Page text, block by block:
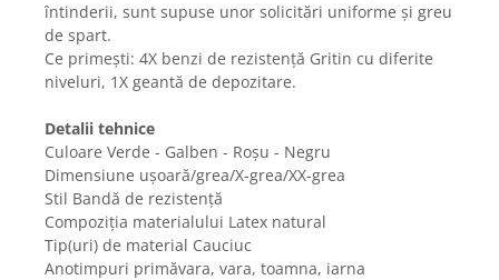
Ingrijire personala & Cosmetice
Accesorii aparate de ras electrice
Accesorii aparate hair styling
personala
Aparate cosmetice
Articole Sanatate si Wellness
Consumabile sanitare
Cosmetice si produse ingrijire
personala
întinderii, sunt supuse unor solicitări uniforme și greu
de spart.
Ce primești: 4X benzi de rezistență Gritin cu diferite
niveluri, 1X geantă de depozitare.
Detalii tehnice
Culoare Verde - Galben - Roșu - Negru
Dimensiune ușoară/grea/X-grea/XX-grea
Stil Bandă de rezistență
Compoziția materialului Latex natural
Tip(uri) de material Cauciuc
Anotimpuri primăvara, vara, toamna, iarna